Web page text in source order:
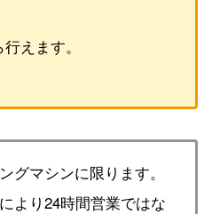
えます。
グマシンに限ります。
より24時間営業ではな